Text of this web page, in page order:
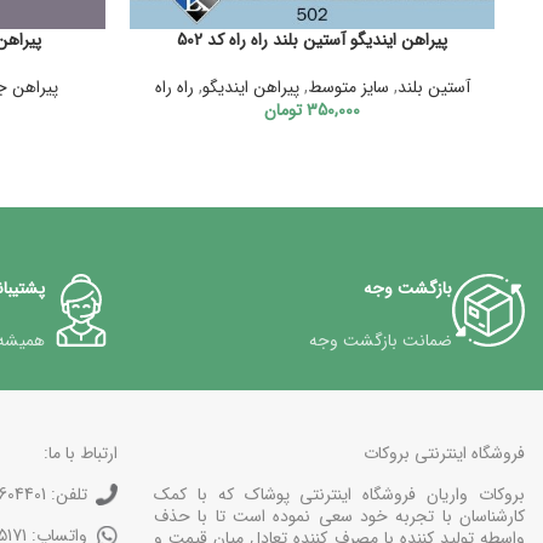
پیراهن ایندیگو آستین بلند راه راه کد 502
آستین بلند, سایز متوسط,پیراهن ایندیگو, راه راه
350,000تومان
پیراهن
پشتیبانی
بازگشت وجه
ضمانت بازگشت وجه
ارتباط با ما:
تلفن: 77604401-021
واتساپ: 0375171-0912
فروشگاه اینترنتی بروکات
بروکات واریان فروشگاه اینترنتی پوشاک که با کمک
کارشناسان با تجربه خود سعی نموده است تا با حذف